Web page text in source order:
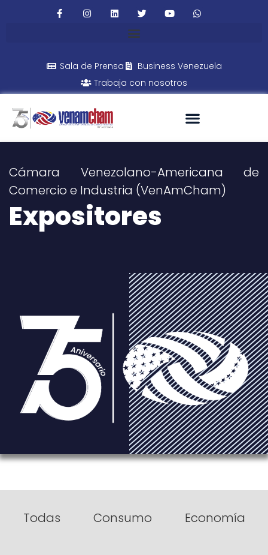
Sala de Prensa
Business Venezuela
Trabaja con nosotros
Cámara Venezolano-Americana de
Comercio e Industria (VenAmCham)
Expositores
Todas Consumo Economía